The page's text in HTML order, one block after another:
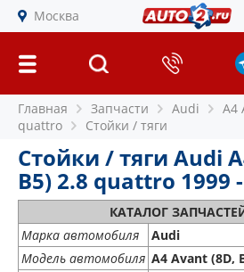
Москва
Главная Запчасти Audi A4
quattro
Стойки / тяги
Стойки / тяги Audi
B5) 2.8 quattro 1999
КАТАЛОГ
Марка автомобиля
Audi
Модель автомобиля A4 Avant (8D,